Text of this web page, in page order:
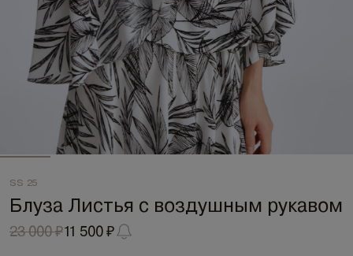
SS 25
Блуза Листья с воздушным рукавом
23 000 ₽11 500 ₽